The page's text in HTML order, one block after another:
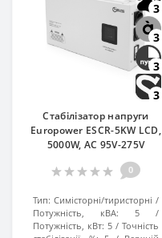
3
3
3
3
Стабілізатор напруги
Europower ESCR-5KW LCD,
5000W, AC 95V-275V
0
Тип: Симісторні/тиристорні
Потужність, кВА:
5
Потужність, кВт: 5
Точність